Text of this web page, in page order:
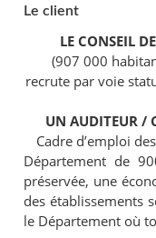
Le client
LE CONSEIL
(907 000
recrute par voie
UN AUDITEUR /
Cadre d’emploi
Département de
préservée, une
des établissements
le Département où